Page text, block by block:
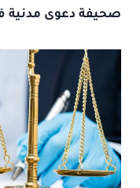
صحيفة دعوى مدنية